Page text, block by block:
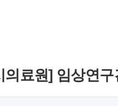
의료원] 임상연